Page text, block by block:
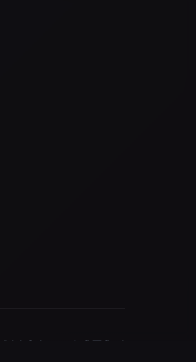
NASA STScI